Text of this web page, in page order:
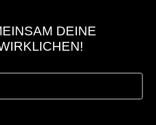
DEINE